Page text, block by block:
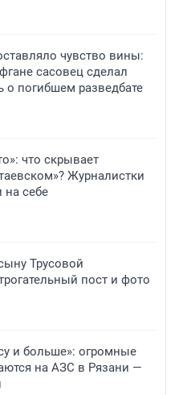
чувство вины:
сасовец сделал
о погибшем разведбате
что скрывает
Журналистки
на себе
Трусовой
пост и фото
и больше»: огромные
на АЗС в Рязани —